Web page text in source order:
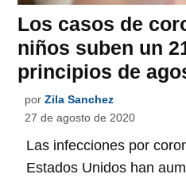
Los casos de
niños suben un
principios de
por Zila Sanchez
27 de agosto de 2020
Las infecciones por
Estados Unidos han